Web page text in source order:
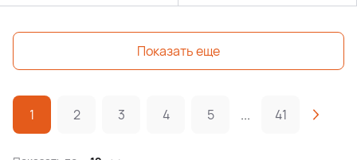
Показать еще
1 2 3 4 5 ... 41